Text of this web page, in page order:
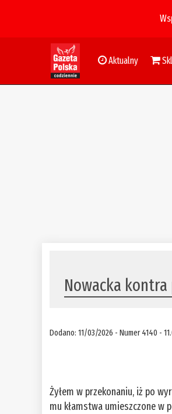
Aktualny
Nowacka
Dodano: 11/03/2026 - Numer 4140 -
Żyłem w przekonaniu, iż po
mu kłamstwa umieszczone w